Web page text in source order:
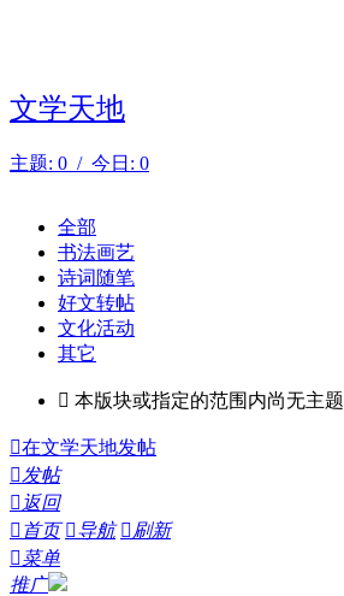
文学天地
主题: 0 / 今日: 0
全部
书法画艺
诗词随笔
好文转帖
文化活动
其它
 本版块或指定的范围内尚无主题
在文学天地发帖
发帖
 返回
 首页 导航 刷新
菜单
推广